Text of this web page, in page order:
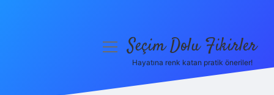
menüyüSeçim Dolu Fikirler
Hayatına renk katan pratik öneriler!